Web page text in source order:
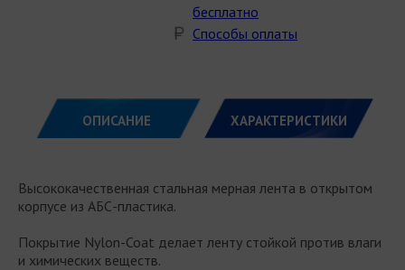
бесплатно
Способы оплаты
ОПИСАНИЕ ХАРАКТЕРИСТИКИ
Высококачественная стальная мерная лента в открытом
корпусе из АБС-пластика.
Покрытие Nylon-Coat делает ленту стойкой против влаги
и химических веществ.